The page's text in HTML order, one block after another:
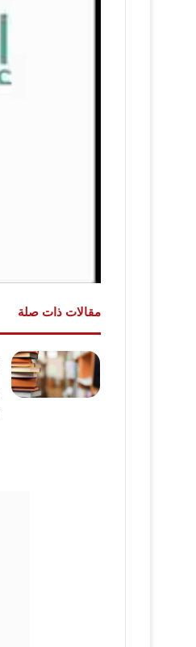
مقالات ذات صلة